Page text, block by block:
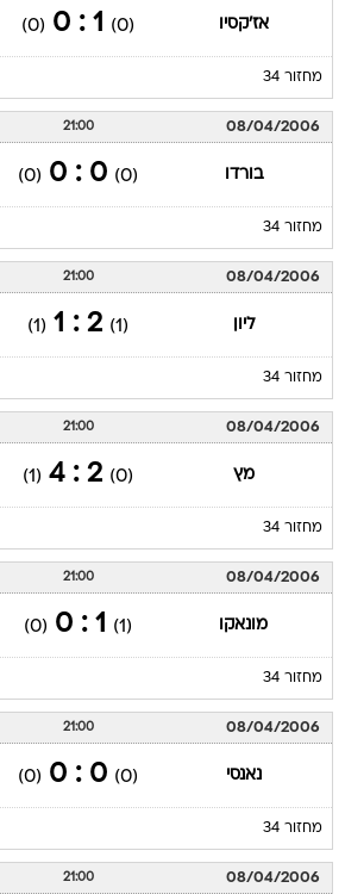
אז'קסיו (0)
1 : 0
(0)
מחזור 34
08/04/2006
21:00
בורדו (0)
0 : 0
(0)
מחזור 34
08/04/2006
21:00
ליון (1)
2 : 1
(1)
מחזור 34
08/04/2006
21:00
מץ (0)
2 : 4
(1)
מחזור 34
08/04/2006
21:00
מונאקו (1)
1 : 0
(0)
מחזור 34
08/04/2006
21:00
נאנסי (0)
0 : 0
(0)
מחזור 34
08/04/2006
21:00